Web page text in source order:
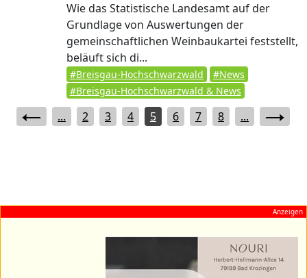
Wie das Statistische Landesamt auf der
Grundlage von Auswertungen der
gemeinschaftlichen Weinbaukartei feststellt,
beläuft sich di...
#Breisgau-Hochschwarzwald
#News
#Breisgau-Hochschwarzwald & News
... 2 3 4 5 6 7 8 ...
Anzeigen